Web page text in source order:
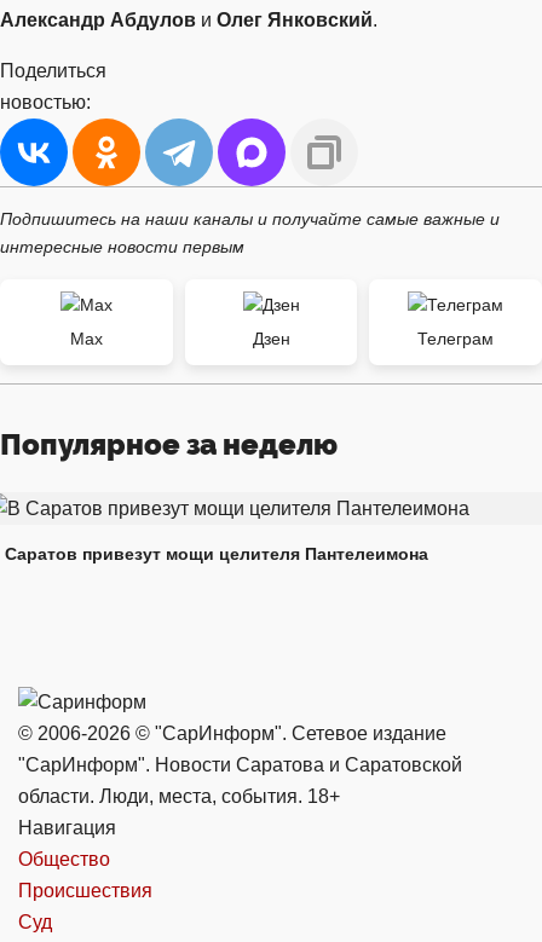
Александр Абдулов и Олег Янковский.
Поделиться
новостью:
Подпишитесь на наши каналы и получайте самые важные и
интересные новости первым
Max Дзен Телеграм
Популярное за неделю
Саратов привезут мощи целителя Пантелеимона
© 2006-2026 © "СарИнформ". Сетевое издание
"СарИнформ". Новости Саратова и Саратовской
области. Люди, места, события. 18+
Навигация
Общество
Происшествия
Суд